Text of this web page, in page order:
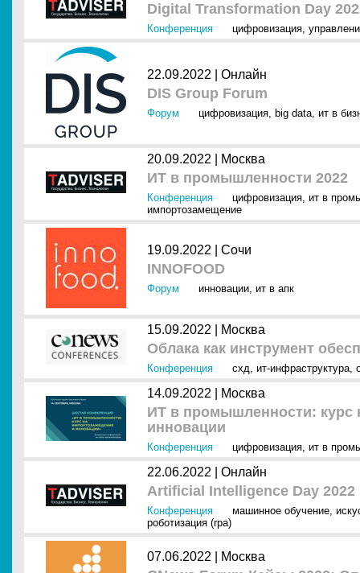
Digital Transformation Day
Конференция цифровизация,
22.09.2022 | Онлайн
DIS Group Forum
Форум цифровизация, big data, ит в
20.09.2022 | Москва
ИТ в промышленности 2022
Конференция цифровизация, ит в
импортозамещение
19.09.2022 | Сочи
INNOFOOD
Форум инновации, ит в апк
15.09.2022 | Москва
Облака как инструмент
Конференция схд, ит-инфраструктура,
14.09.2022 | Москва
ИТ в промышленности: курс
инновации
Конференция цифровизация, ит в
22.06.2022 | Онлайн
Artificial Intelligence Day 2022
Конференция машинное обучение,
роботизация (rpa)
07.06.2022 | Москва